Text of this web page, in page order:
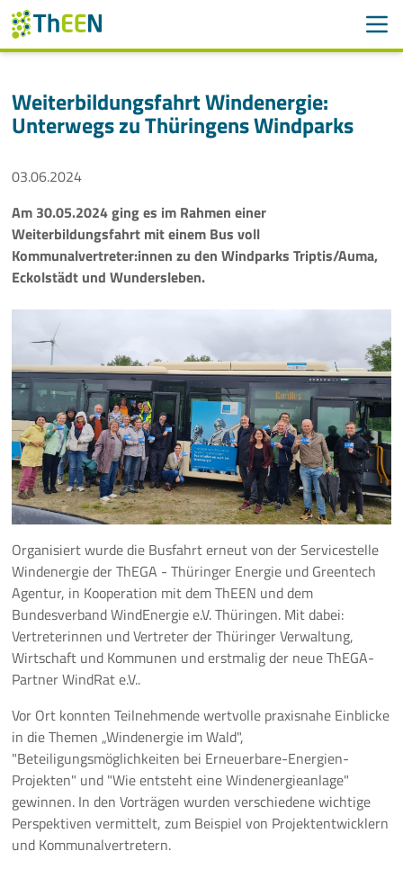
Navigation überspringen
ThEEN
Services
Mitglieder
Aktivitäten
Veranstaltungen
Aktuelles
Meldungen
Pressemeldungen
Branchenmeldungen
Statements
Positionen
Jobs
Mediathek
Mehr
Weiterbildungsfahrt Windenergie:
Unterwegs zu Thüringens Windparks
03.06.2024
Am 30.05.2024 ging es im Rahmen einer
Weiterbildungsfahrt mit einem Bus voll
Kommunalvertreter:innen zu den Windparks Triptis/Auma,
Eckolstädt und Wundersleben.
Organisiert wurde die Busfahrt erneut von der Servicestelle
Windenergie der ThEGA - Thüringer Energie und Greentech
Agentur, in Kooperation mit dem ThEEN und dem
Bundesverband WindEnergie e.V. Thüringen. Mit dabei:
Vertreterinnen und Vertreter der Thüringer Verwaltung,
Wirtschaft und Kommunen und erstmalig der neue ThEGA-
Partner WindRat e.V..
Vor Ort konnten Teilnehmende wertvolle praxisnahe Einblicke
in die Themen „Windenergie im Wald",
"Beteiligungsmöglichkeiten bei Erneuerbare-Energien-
Projekten" und "Wie entsteht eine Windenergieanlage"
gewinnen. In den Vorträgen wurden verschiedene wichtige
Perspektiven vermittelt, zum Beispiel von Projektentwicklern
und Kommunalvertretern.